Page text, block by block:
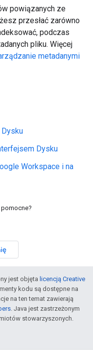
powiązanych ze
przesłać zarówno
podczas
pliku. Więcej
metadanymi
Dysku
Workspace i na
pomocne?
jest objęta licencją Creative
kodu są dostępne na
na ten temat zawierają
. Java jest zastrzeżonym
stowarzyszonych.